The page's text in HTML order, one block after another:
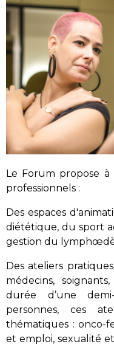
Le Forum propose
professionnels :
Des espaces
diététique, du sport
gestion du
Des ateliers
médecins,
durée d’une
personnes, ces
thématiques : onco-
et emploi, sexualité